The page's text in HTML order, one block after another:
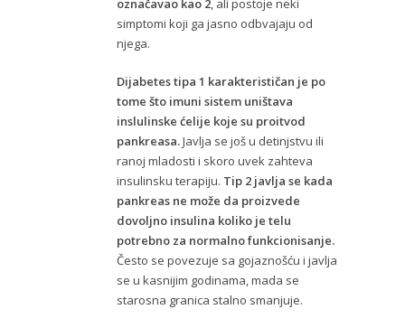
označavao kao 2, ali postoje neki
simptomi koji ga jasno odbvajaju od
njega.
Dijabetes tipa 1 karakterističan je po
tome što imuni sistem uništava
inslulinske ćelije koje su proitvod
pankreasa.Javlja se još u detinjstvu ili
ranoj mladosti i skoro uvek zahteva
insulinsku terapiju. Tip 2 javlja se kada
pankreas ne može da proizvede
dovoljno insulina koliko je telu
potrebno za normalno funkcionisanje.
Često se povezuje sa gojaznošću i javlja
se u kasnijim godinama, mada se
starosna granica stalno smanjuje.